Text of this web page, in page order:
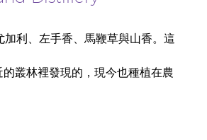
利、左手香、馬鞭草與山香。這
叢林裡發現的，現今也種植在農